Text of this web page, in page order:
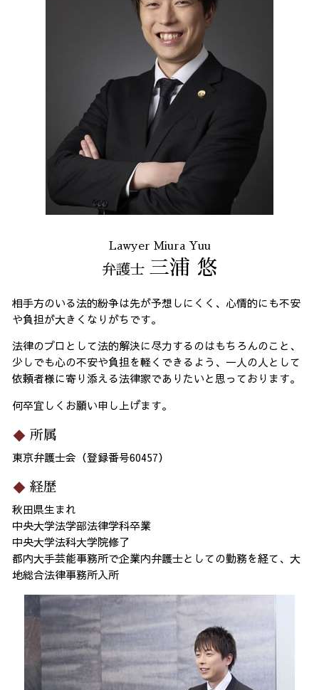
Lawyer Miura Yuu
弁護士 三浦 悠
相手方のいる法的紛争は先が予想しにくく、心情的にも不安
や負担が大きくなりがちです。
法律のプロとして法的解決に尽力するのはもちろんのこと、
少しでも心の不安や負担を軽くできるよう、一人の人として
依頼者様に寄り添える法律家でありたいと思っております。
何卒宜しくお願い申し上げます。
所属
東京弁護士会（登録番号60457）
経歴
秋田県生まれ
中央大学法学部法律学科卒業
中央大学法科大学院修了
都内大手芸能事務所で企業内弁護士としての勤務を経て、大
地総合法律事務所入所